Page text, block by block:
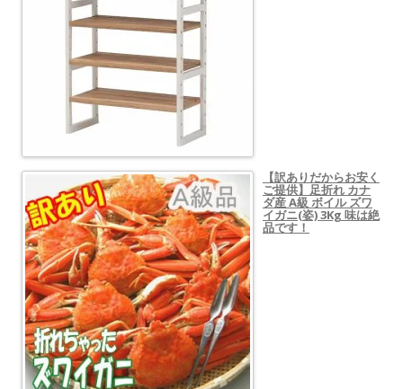
【訳ありだからお安く
ご提供】足折れ カナ
ダ産 A級 ボイル ズワ
イガニ(姿) 3Kg 味は絶
品です！